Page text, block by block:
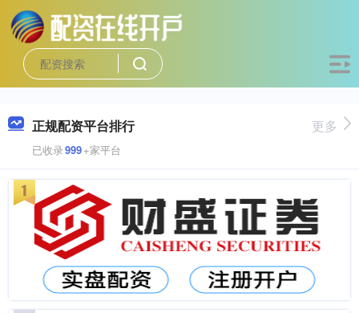
正规配资平台排行
已收录999+家平台
更多